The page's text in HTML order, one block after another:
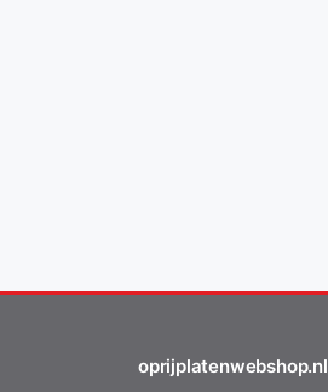
oprijplatenwebshop.nl